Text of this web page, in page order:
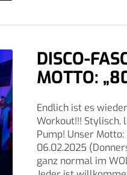
DISCO-
MOTTO:
Endlich ist es
Workout!!! Stylisch,
Pump! Unser
06.02.2025
ganz normal im